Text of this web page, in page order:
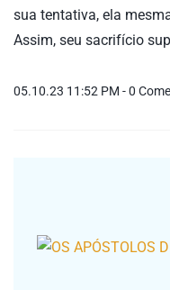
sua tentativa, ela
Assim, seu sacrifício
05.10.23 11:52 PM -0